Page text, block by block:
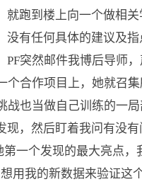
跑到楼上向一个做相
没有任何具体的建议及
突然邮件我博后导师，
个合作项目上，她就召
也当做自己训练的一
现，然后盯着我问有没
一个发现的最大亮点，
用我的新数据来验证这